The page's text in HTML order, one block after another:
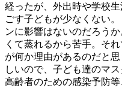
経ったが、外出時や学校
ごす子どもが少なくない
ンに影響はないのだろう
くて蒸れるから苦手。そ
が何か理由があるのだと
しいので、子ども達のマ
高齢者のための感染予防